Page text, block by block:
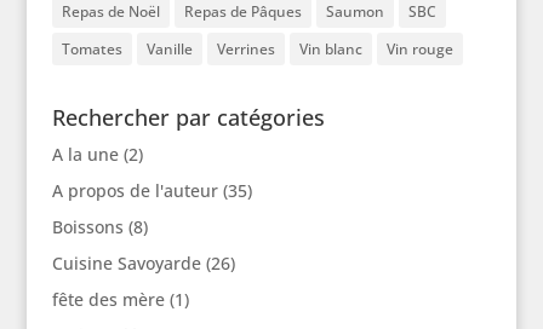
Repas de Noël
Repas de Pâques Saumon
SBC
Tomates
Vanille Verrines Vin blanc Vin rouge
Rechercher par catégories
A la une(2)
A propos de l'auteur(35)
Boissons (8)
Cuisine Savoyarde(26)
fête des mère(1)